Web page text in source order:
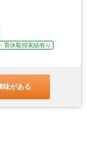
育休取得実績有り
味がある